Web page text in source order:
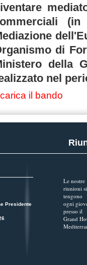
di
della
nel
il bando
Presidente
Le nostre
riunioni si
tengono
ogni
presso il
Grand